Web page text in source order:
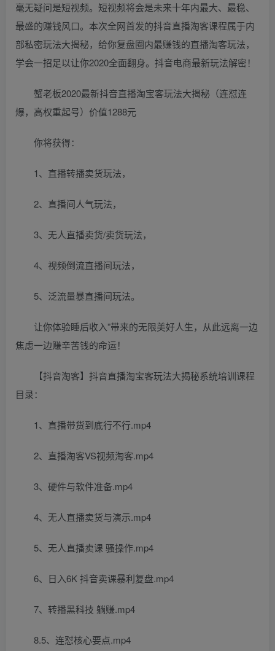
毫无疑问是短视频。短视频将会是未来十年内最大、最稳、
最盛的赚钱风口。本次全网首发的抖音直播淘客课程属于内
部私密玩法大揭秘，给你复盘圈内最赚钱的直播淘客玩法，
学会一招足以让你2020全面翻身。抖音电商最新玩法解密！
蟹老板2020最新抖音直播淘宝客玩法大揭秘（连怼连
爆，高权重起号）价值1288元
你将获得：
1、直播转播卖货玩法，
2、直播间人气玩法，
3、无人直播卖货/卖货玩法，
4、视频倒流直播间玩法，
5、泛流量暴直播间玩法。
让你体验睡后收入”带来的无限美好人生，从此远离一边
焦虑一边赚辛苦钱的命运！
【抖音淘客】抖音直播淘宝客玩法大揭秘系统培训课程
目录：
1、直播带货到底行不行.mp4
2、直播淘客VS视频淘客.mp4
3、硬件与软件准备.mp4
4、无人直播卖货与演示.mp4
5、无人直播卖课 骚操作.mp4
6、日入6K 抖音卖课暴利复盘.mp4
7、转播黑科技 躺赚.mp4
8.5、连怼核心要点.mp4